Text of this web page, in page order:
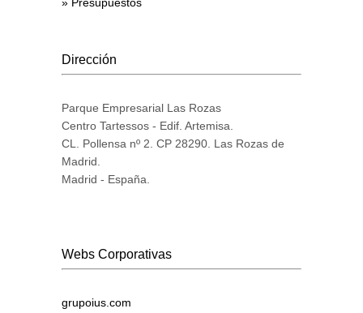
Dirección
Parque Empresarial Las Rozas
Centro Tartessos - Edif. Artemisa.
CL. Pollensa nº 2. CP 28290. Las Rozas de
Madrid.
Madrid - España.
Webs Corporativas
grupoius.com